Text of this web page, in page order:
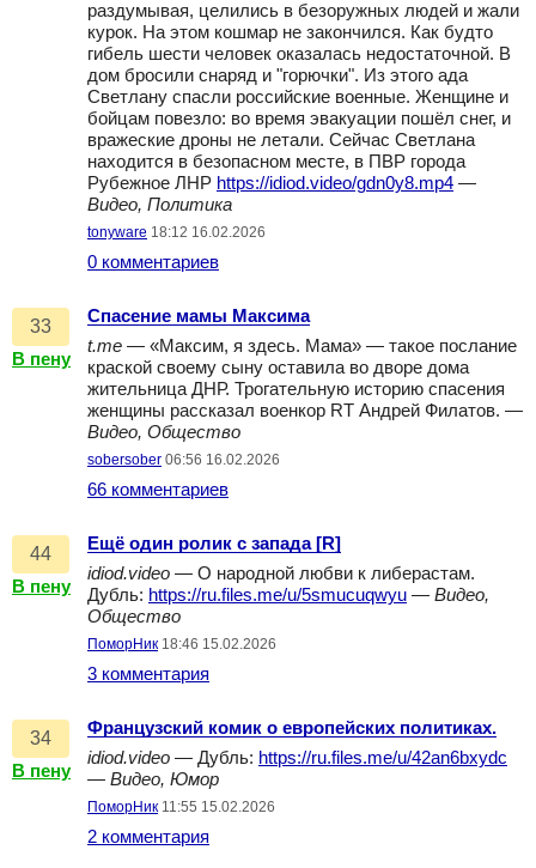
раздумывая, целились в безоружных людей и жали
курок. На этом кошмар не закончился. Как будто
гибель шести человек оказалась недостаточной. В
дом бросили снаряд и "горючки". Из этого ада
Светлану спасли российские военные. Женщине и
бойцам повезло: во время эвакуации пошёл снег, и
вражеские дроны не летали. Сейчас Светлана
находится в безопасном месте, в ПВР города
Рубежное ЛНР https://idiod.video/gdn0y8.mp4 —
Видео, Политика
tonyware 18:12 16.02.2026
0 комментариев
33
В пену
Спасение мамы Максима
t.me — «Максим, я здесь. Мама» — такое послание
краской своему сыну оставила во дворе дома
жительница ДНР. Трогательную историю спасения
женщины рассказал военкор RT Андрей Филатов. —
Видео, Общество
sobersober 06:56 16.02.2026
66 комментариев
44
В пену
Ещё один ролик с запада [R]
idiod.video — О народной любви к либерастам.
Дубль: https://ru.files.me/u/5smucuqwyu — Видео,
Общество
ПоморНик 18:46 15.02.2026
3 комментария
34
В пену
Французский комик о европейских политиках.
idiod.video — Дубль: https://ru.files.me/u/42an6bxydc
— Видео, Юмор
ПоморНик 11:55 15.02.2026
2 комментария